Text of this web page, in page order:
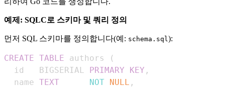
예제: SQLC로 스키마 및 쿼리 정의
먼저 SQL 스키마를 정의합니다(예: schema.sql):
CREATE TABLE authors
(
  id   BIGSERIAL
PRIMARY KEY ,
  name
TEXT NOT NULL ,